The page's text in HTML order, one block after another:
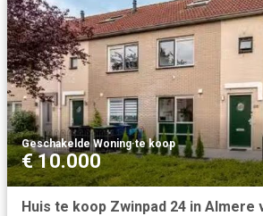
Geschakelde Woning·te koop
€ 10.000
Huis te koop Zwinpad 24 in Almere